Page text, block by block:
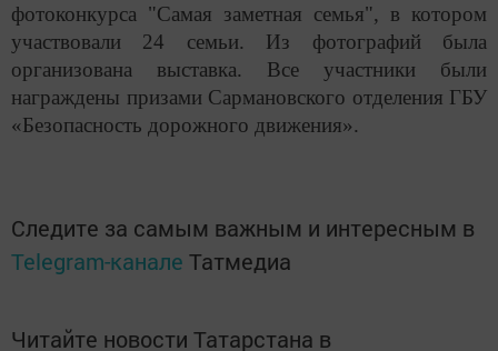
фотоконкурса "Самая заметная семья", в котором
участвовали 24 семьи. Из фотографий была
организована выставка. Все участники были
награждены призами Сармановского отделения ГБУ
«Безопасность дорожного движения».
Следите за самым важным и интересным в
Telegram-канале Татмедиа
Читайте новости Татарстана в